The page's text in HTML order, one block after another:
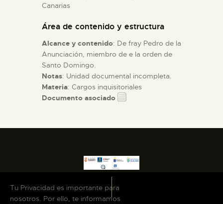
ESPAÑOL
Canarias
Área de contenido y estructura
Alcance y contenido: De fray Pedro de la
Anunciación, miembro de e la orden de
Santo Domingo.
Notas: Unidad documental incompleta.
Materia: Cargos inquisitoriales
Documento asociado
Tu Privacidad es importante para
nosotros. Por ello, te informamos